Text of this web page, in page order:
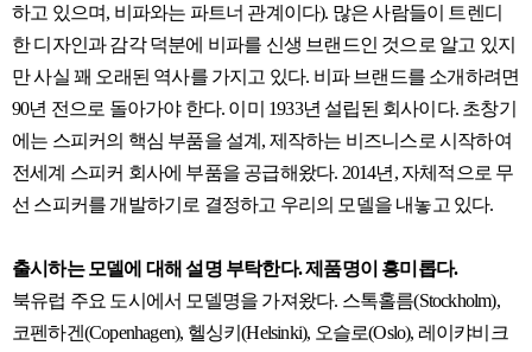
하고 있으며, 비파와는 파트너 관계이다). 많은 사람들이 트렌디
한 디자인과 감각 덕분에 비파를 신생 브랜드인 것으로 알고 있지
만 사실 꽤 오래된 역사를 가지고 있다. 비파 브랜드를 소개하려면
90년 전으로 돌아가야 한다. 이미 1933년 설립된 회사이다. 초창기
에는 스피커의 핵심 부품을 설계, 제작하는 비즈니스로 시작하여
전세계 스피커 회사에 부품을 공급해왔다. 2014년, 자체적으로 무
선 스피커를 개발하기로 결정하고 우리의 모델을 내놓고 있다.
출시하는 모델에 대해 설명 부탁한다. 제품명이 흥미롭다.
북유럽 주요 도시에서 모델명을 가져왔다. 스톡홀름(Stockholm),
코펜하겐(Copenhagen), 헬싱키(Helsinki), 오슬로(Oslo), 레이캬비크